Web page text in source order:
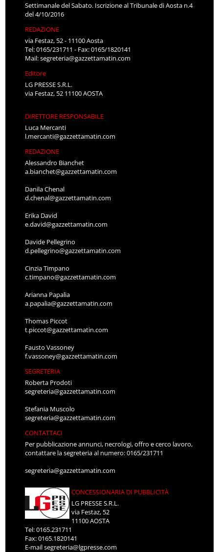
Settimanale del Sabato. Iscrizione al Tribunale di Aosta n.4
del 4/10/2016
REDAZIONE
via Festaz, 52 - 11100 Aosta
Tel: 0165/231711 - Fax: 0165/1820141
Mail:segreteria@gazzettamatin.com
Editore
LG PRESSE S.R.L.
via Festaz, 52 11100 AOSTA
DIRETTORE RESPONSABILE
Luca Mercanti
l.mercanti@gazzettamatin.com
REDAZIONE
Alessandro Bianchet
a.bianchet@gazzettamatin.com
Danila Chenal
d.chenal@gazzettamatin.com
Erika David
e.david@gazzettamatin.com
Davide Pellegrino
d.pellegrino@gazzettamatin.com
Cinzia Timpano
c.timpano@gazzettamatin.com
Arianna Papalia
a.papalia@gazzettamatin.com
Thomas Piccot
t.piccot@gazzettamatin.com
Fausto Vassoney
f.vassoney@gazzettamatin.com
SEGRETERIA
Roberta Prodoti
segreteria@gazzettamatin.com
Stefania Muscolo
segreteria@gazzettamatin.com
CONTATTACI
Per pubblicazione annunci, necrologi, offro e cerco lavoro,
contattare la segreteria al numero: 0165/231711
segreteria@gazzettamatin.com
CONCESSIONARIA DI PUBBLICITÀ
LG PRESSE S.R.L.
via Festaz, 52
11100 AOSTA
Tel: 0165.231711
Fax: 0165.1820141
E-mailsegreteria@lgpresse.com